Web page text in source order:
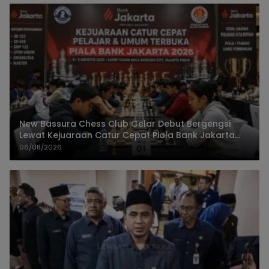
New Bassura Chess Club Gelar Debut Bergengsi
Lewat Kejuaraan Catur Cepat Piala Bank Jakarta
2026
06/08/2026